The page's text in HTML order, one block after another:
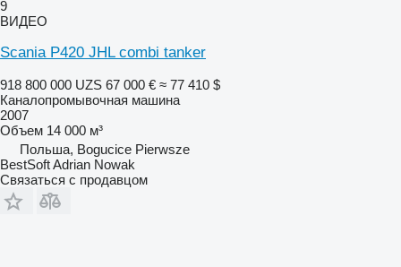
9
ВИДЕО
Scania P420 JHL combi tanker
918 800 000 UZS 67 000 € ≈ 77 410 $
Каналопромывочная машина
2007
Объем 14 000 м³
Польша, Bogucice Pierwsze
BestSoft Adrian Nowak
Связаться с продавцом